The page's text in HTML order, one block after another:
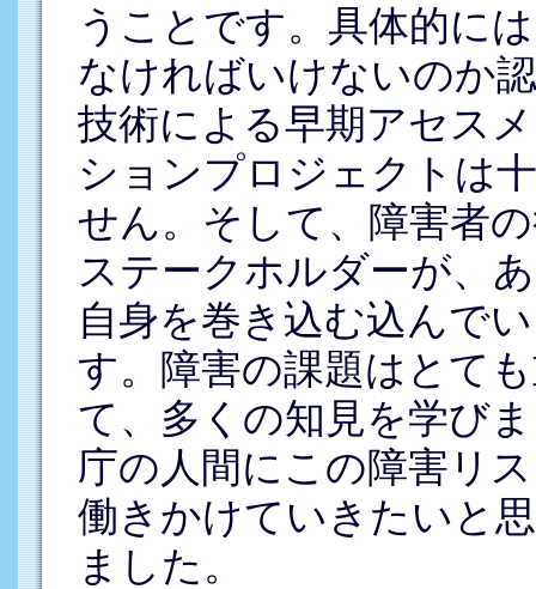
うことです。具体的に
なければいけないのか
技術による早期アセス
ションプロジェクトは
せん。そして、障害者
ステークホルダーが、
自身を巻き込む込んで
す。障害の課題はとて
て、多くの知見を学び
庁の人間にこの障害リ
働きかけていきたいと
ました。